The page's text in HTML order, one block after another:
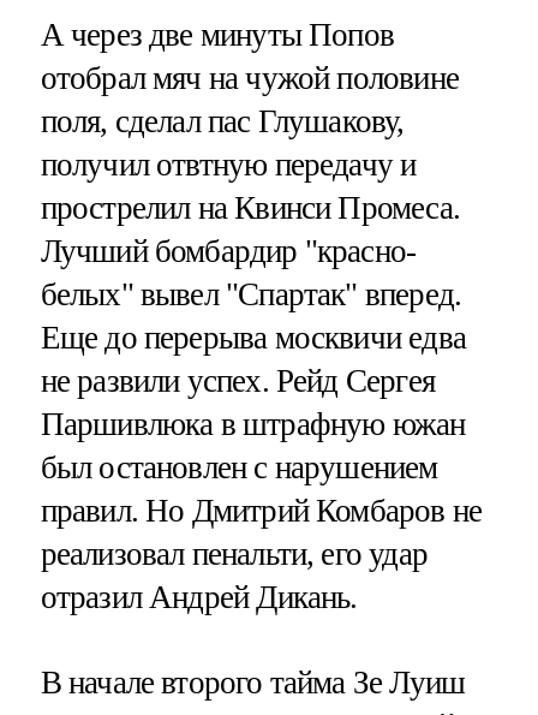
А через две минуты Попов
отобрал мяч на чужой половине
поля, сделал пас Глушакову,
получил отвтную передачу и
прострелил на Квинси Промеса.
Лучший бомбардир "красно-
белых" вывел "Спартак" вперед.
Еще до перерыва москвичи едва
не развили успех. Рейд Сергея
Паршивлюка в штрафную южан
был остановлен с нарушением
правил. Но Дмитрий Комбаров не
реализовал пенальти, его удар
отразил Андрей Дикань.
В начале второго тайма Зе Луиш